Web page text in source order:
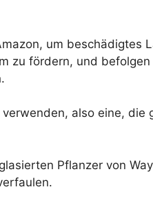
um beschädigtes
zu fördern, und
also eine, die
Pflanzer von